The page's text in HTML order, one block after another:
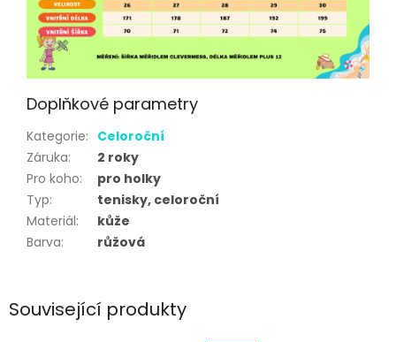
Související produkty
Doplňkové parametry
Kategorie: Celoroční
Záruka:
2 roky
Pro koho:
pro holky
Typ:
tenisky, celoroční
Materiál:
kůže
Barva: růžová